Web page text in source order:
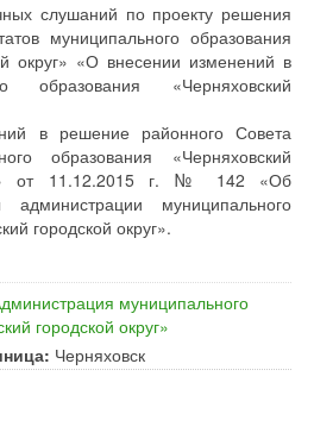
слушаний по проекту решения
муниципального образования
округ» «О внесении изменений в
образования «Черняховский
в решение районного Совета
образования «Черняховский
от 11.12.2015 г. № 142 «Об
администрации муниципального
городской округ».
муниципального
городской округ»
Черняховск